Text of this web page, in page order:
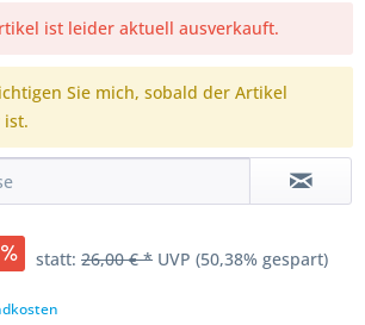
ist leider aktuell ausverkauft.
Sie mich, sobald der Artikel
statt: 26,00 € * UVP (50,38% gespart)